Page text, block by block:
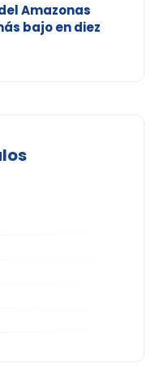
Amazonas
bajo en diez